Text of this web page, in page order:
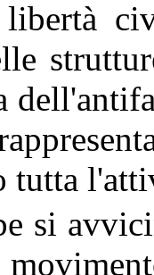
libertà
tutta
si